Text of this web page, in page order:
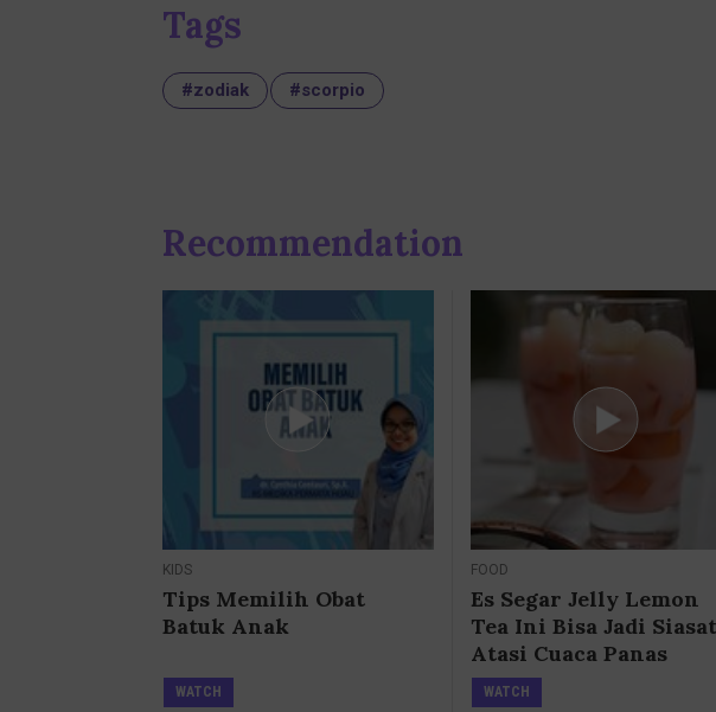
Tags
#zodiak #scorpio
Recommendation
KIDS
Tips Memilih Obat
Batuk Anak
WATCH
FOOD
Es Segar Jelly Lemon
Tea Ini Bisa Jadi Siasat
Atasi Cuaca Panas
Wiken Ini
WATCH